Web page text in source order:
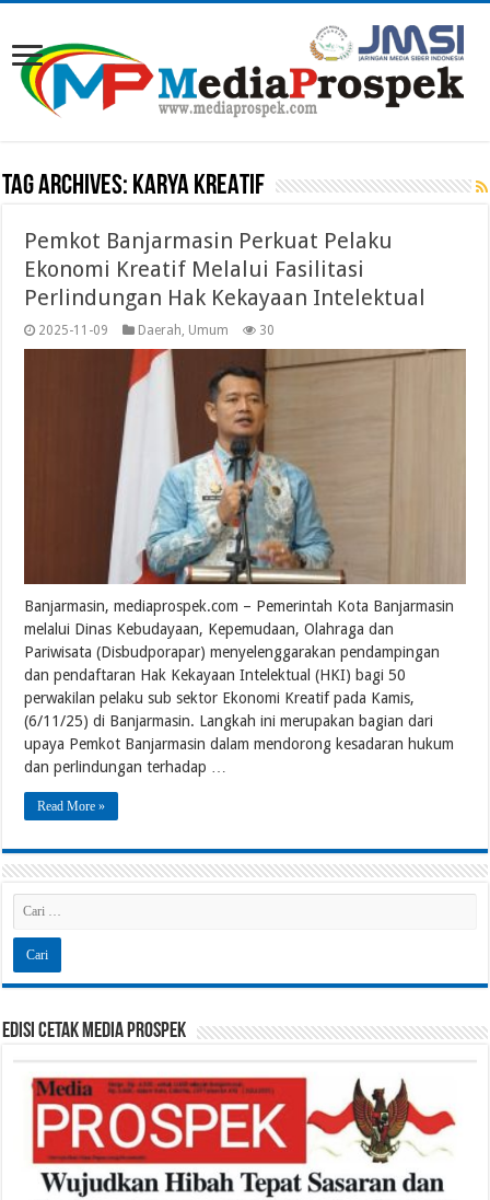
Tag Archives: KARYA KREATIF
Pemkot Banjarmasin Perkuat Pelaku
Ekonomi Kreatif Melalui Fasilitasi
Perlindungan Hak Kekayaan Intelektual
2025-11-09 Daerah, Umum 30
Banjarmasin, mediaprospek.com – Pemerintah Kota Banjarmasin
melalui Dinas Kebudayaan, Kepemudaan, Olahraga dan
Pariwisata (Disbudporapar) menyelenggarakan pendampingan
dan pendaftaran Hak Kekayaan Intelektual (HKI) bagi 50
perwakilan pelaku sub sektor Ekonomi Kreatif pada Kamis,
(6/11/25) di Banjarmasin. Langkah ini merupakan bagian dari
upaya Pemkot Banjarmasin dalam mendorong kesadaran hukum
dan perlindungan terhadap …
Read More »
Edisi Cetak Media Prospek